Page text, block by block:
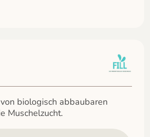
biologisch abbaubaren
Muschelzucht.